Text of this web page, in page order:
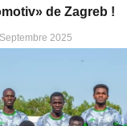
de Zagreb !
2025